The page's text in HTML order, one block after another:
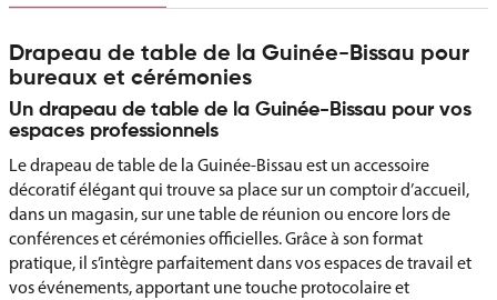
Drapeau de table de la Guinée-Bissau pour
bureaux et cérémonies
Un drapeau de table de la Guinée-Bissau pour vos
espaces professionnels
Le drapeau de table de la Guinée-Bissau est un accessoire
décoratif élégant qui trouve sa place sur un comptoir d’accueil,
dans un magasin, sur une table de réunion ou encore lors de
conférences et cérémonies officielles. Grâce à son format
pratique, il s’intègre parfaitement dans vos espaces de travail et
vos événements, apportant une touche protocolaire et